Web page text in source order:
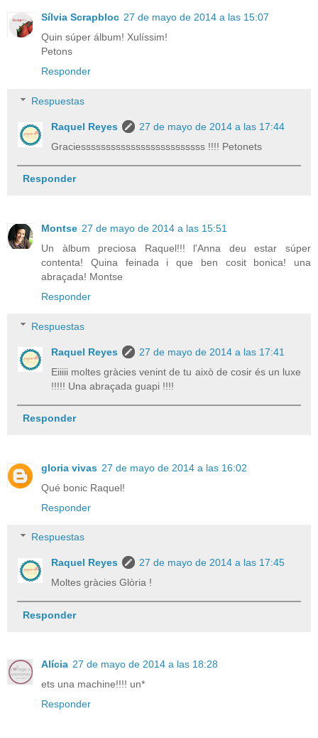
Sílvia Scrapbloc 27 de mayo de 2014 a las 15:07
Quin súper álbum! Xulíssim!
Petons
Responder
Respuestas
Raquel Reyes
27 de mayo de 2014 a las 17:44
Graciesssssssssssssssssssssssss !!!! Petonets
Responder
Montse 27 de mayo de 2014 a las 15:51
Un àlbum preciosa Raquel!!! l'Anna deu estar súper
contenta! Quina feinada i que ben cosit bonica! una
abraçada! Montse
Responder
Respuestas
Raquel Reyes
27 de mayo de 2014 a las 17:41
Eiiiii moltes gràcies venint de tu això de cosir és un luxe
!!!!! Una abraçada guapi !!!!
Responder
gloria vivas 27 de mayo de 2014 a las 16:02
Qué bonic Raquel!
Responder
Respuestas
Raquel Reyes
27 de mayo de 2014 a las 17:45
Moltes gràcies Glòria !
Responder
Alícia 27 de mayo de 2014 a las 18:28
ets una machine!!!! un*
Responder